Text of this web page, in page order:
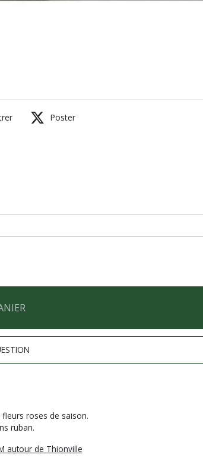
Poster
roses de saison.
ruban.
autour de Thionville